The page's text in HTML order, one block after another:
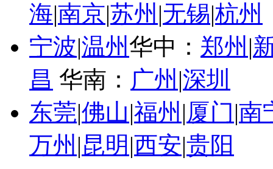
海|南京|苏州 |无锡|杭州
宁波|温州华中： 郑州 |
昌 华南： 广州 |深圳
东莞|佛山|福州 |厦门|南
万州 |昆明 |西安|贵阳